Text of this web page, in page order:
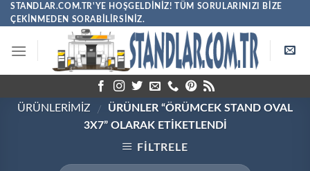
Skip
to
STANDLAR.COM.TR'YE HOŞGELDINIZ! TÜM SORULARINIZI BIZE
ÇEKINMEDEN SORABILIRSINIZ.
ÜRÜNLERİMİZ /
ÜRÜNLER “ÖRÜMCEK STAND OVAL
3X7” OLARAK ETIKETLENDI
FILTRELE